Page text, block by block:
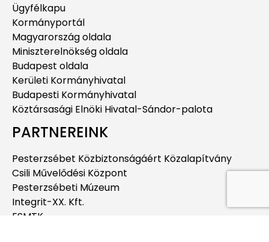
Ügyfélkapu
Kormányportál
Magyarország oldala
Miniszterelnökség oldala
Budapest oldala
Kerületi Kormányhivatal
Budapesti Kormányhivatal
Köztársasági Elnöki Hivatal-Sándor-palota
PARTNEREINK
Pesterzsébet Közbiztonságáért Közalapítvány
Csili Művelődési Központ
Pesterzsébeti Múzeum
Integrit-XX. Kft.
ESMTK